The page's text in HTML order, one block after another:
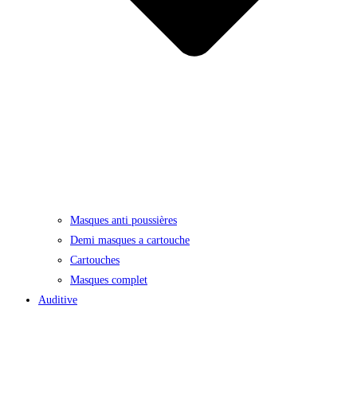
Masques anti poussières
Demi masques a cartouche
Cartouches
Masques complet
Auditive